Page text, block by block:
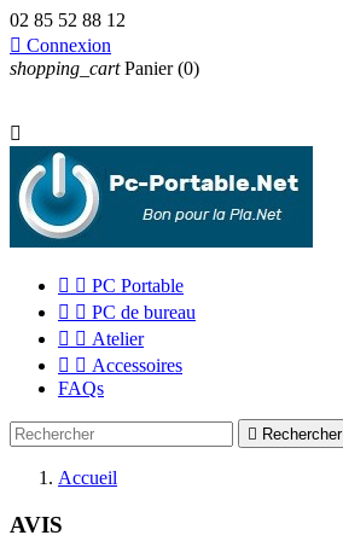
02 85 52 88 12
 Connexion
shopping_cart Panier (0)

  PC Portable
  PC de bureau
  Atelier
  Accessoires
FAQs
 Rechercher
Accueil
AVIS